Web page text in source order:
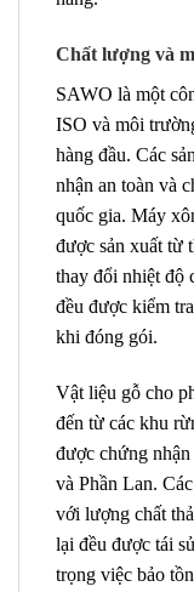
Chất lượng và
SAWO là một
ISO và môi
hàng đầu. Các
nhận an toàn và
quốc gia. Máy
được sản xuất từ
thay đổi nhiệt độ
đều được kiểm
khi đóng gói.
Vật liệu gỗ cho
đến từ các khu
được chứng
và Phần Lan.
với lượng chất
lại đều được tái
trọng việc bảo